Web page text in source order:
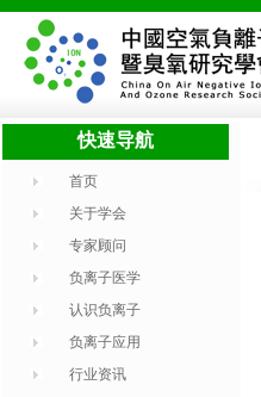
快速导航
首页
关于学会
专家顾问
负离子医学
认识负离子
负离子应用
行业资讯